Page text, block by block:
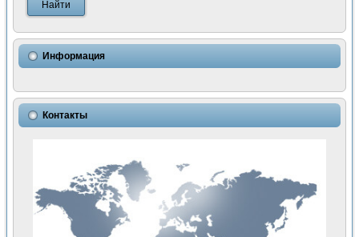
Информация
Контакты